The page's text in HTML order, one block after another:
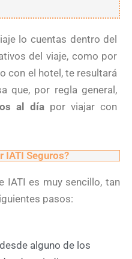
lo cuentas dentro del
del viaje, como por
con el hotel, te resultará
que, por regla general,
al día por viajar con
IATI Seguros?
IATI es muy sencillo, tan
pasos:
alguno de los